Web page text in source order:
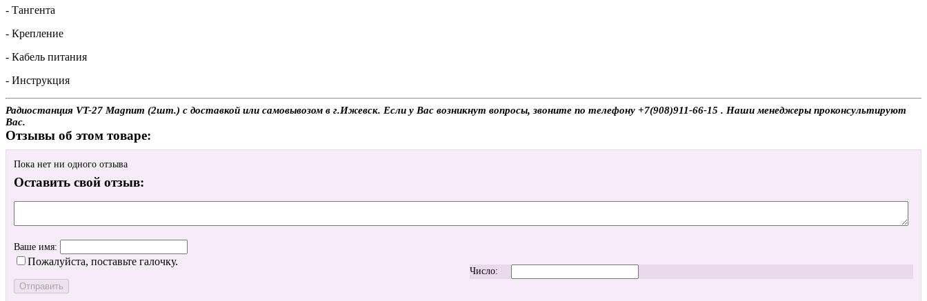
- Тангента
- Крепление
- Кабель питания
- Инструкция
Радиостанция VT-27 Magnum (2шт.) с доставкой или самовывозом в г.Ижевск. Если у Вас возникнут вопросы, звоните по телефону +7(908)911-66-15 . Наши менеджеры проконсультируют
Вас.
Отзывы об этом товаре:
Пока нет ни одного отзыва
Оставить свой отзыв:
Ваше имя:
Пожалуйста, поставьте галочку.
Число: